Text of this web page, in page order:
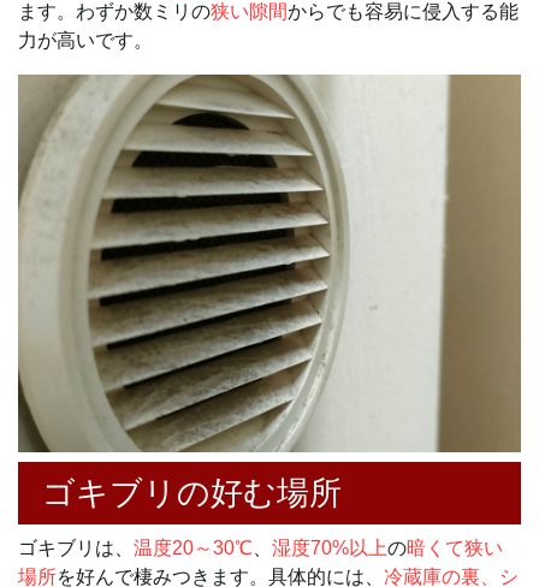
ます。わずか数ミリの狭い隙間からでも容易に侵入する能
力が高いです。
ゴキブリの好む場所
ゴキブリは、 温度20～30℃ 湿度70%以上の暗くて狭い
場所を好んで棲みつきます。具体的には、 冷蔵庫の裏、シ